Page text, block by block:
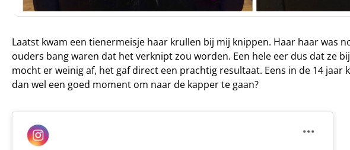
Laatst kwam een tienermeisje haar krullen bij mij knippen. Haar haar was
ouders bang waren dat het verknipt zou worden. Een hele eer dus dat ze
mocht er weinig af, het gaf direct een prachtig resultaat. Eens in de 14 jaar
dan wel een goed moment om naar de kapper te gaan?